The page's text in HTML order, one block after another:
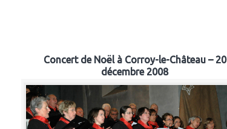
Concert de Noël à Corroy-le-Château – 20
décembre 2008